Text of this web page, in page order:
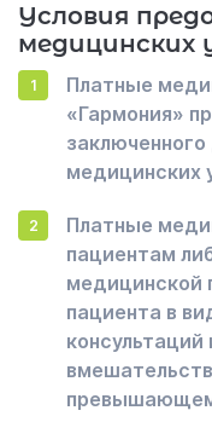
Условия
медицинских
Платные
«Гармония»
медицинских
Платные
пациентам
медицинской
пациента в